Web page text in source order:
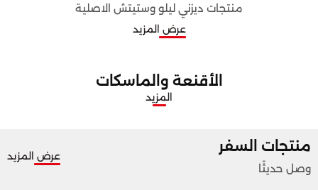
منتجات ديزني ليلو وستيتش الاصلية
عرض المزيد
الأقنعة والماسكات
المزيد
منتجات السفر
وصل حديثًا
عرض المزيد